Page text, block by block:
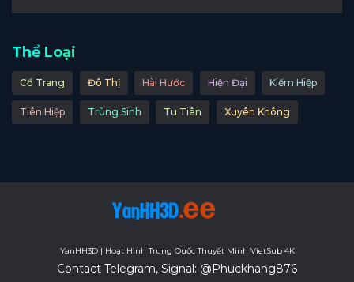
Thể Loại
Cổ Trang Đô Thị Hài Hước Hiện Đại Kiếm Hiệp
Tiên Hiệp Trùng Sinh Tu Tiên Xuyên Không
YanHH3D | Hoạt Hình Trung Quốc Thuyết Minh VietSub 4K
Contact Telegram, Signal: @Phuckhang876